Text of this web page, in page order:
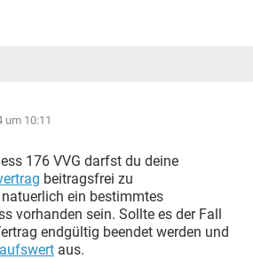
um 10:11
176 VVG darfst du deine
beitragsfrei zu
ein bestimmtes
vorhanden sein. Sollte es der Fall
endgültig beendet werden und
aus.